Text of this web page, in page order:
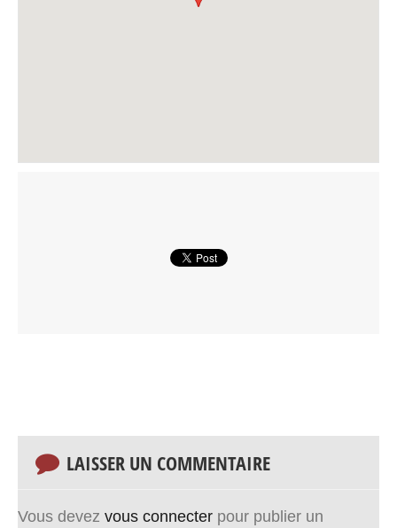
LAISSER UN COMMENTAIRE
Vous devez vous connecter pour publier un